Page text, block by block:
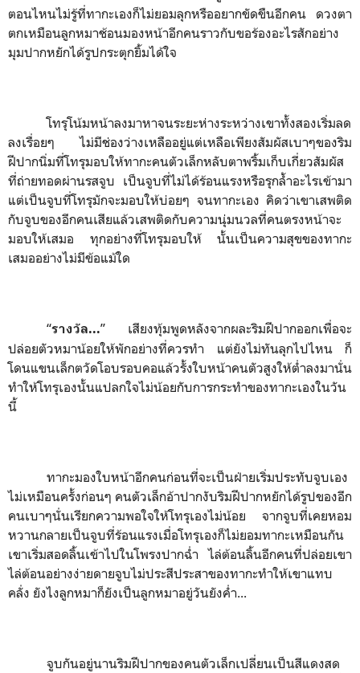
ตอนไหนไม่รู้ที่ทากะเองก็ไม่ยอมลุกหรืออยากขัดขืนอีกคน ดวงตา
ตกเหมือนลูกหมาช้อนมองหน้าอีกคนราวกับขอร้องอะไรสักอย่าง
มุมปากหยักได้รูปกระตุกยิ้มได้ใจ
โทรุโน้มหน้าลงมาหาจนระยะห่างระหว่างเขาทั้งสองเริ่มลด
ลงเรื่อยๆ ไม่มีช่องว่างเหลืออยู่แต่เหลือเพียงสัมผัสเบาๆของริม
ฝีปากนิ่มที่โทรุมอบให้ทากะคนตัวเล็กหลับตาพริ้มเก็บเกี่ยวสัมผัส
ที่ถ่ายทอดผ่านรสจูบ เป็นจูบที่ไม่ได้ร้อนแรงหรือรุกล้ำอะไรเข้ามา
แต่เป็นจูบที่โทรุมักจะมอบให้บ่อยๆ จนทากะเอง คิดว่าเขาเสพติด
กับจูบของอีกคนเสียแล้วเสพติดกับความนุ่มนวลที่คนตรงหน้าจะ
มอบให้เสมอ ทุกอย่างที่โทรุมอบให้ นั้นเป็นความสุขของทากะ
เสมออย่างไม่มีข้อแม้ใด
“รางวัล...” เสียงทุ้มพูดหลังจากผละริมฝีปากออกเพื่อจะ
ปล่อยตัวหมาน้อยให้พักอย่างที่ควรทำ แต่ยังไม่ทันลุกไปไหน ก็
โดนแขนเล็กตวัดโอบรอบคอแล้วรั้งใบหน้าคนตัวสูงให้ต่ำลงมานั่น
ทำให้โทรุเองนั้นแปลกใจไม่น้อยกับการกระทำของทากะเองในวัน
นี้
ทากะมองใบหน้าอีกคนก่อนที่จะเป็นฝ่ายเริ่มประทับจูบเอง
ไม่เหมือนครั้งก่อนๆ คนตัวเล็กอ้าปากงับริมฝีปากหยักได้รูปของอีก
คนเบาๆนั่นเรียกความพอใจให้โทรุเองไม่น้อย จากจูบที่เคยหอม
หวานกลายเป็นจูบที่ร้อนแรงเมื่อโทรุเองก็ไม่ยอมทากะเหมือนกัน
เขาเริ่มสอดลิ้นเข้าไปในโพรงปากฉ่ำ ไล่ต้อนลิ้นอีกคนที่ปล่อยเขา
ไล่ต้อนอย่างง่ายดายจูบไม่ประสีประสาของทากะทำให้เขาแทบ
คลั่ง ยังไงลูกหมาก็ยังเป็นลูกหมาอยู่วันยังค่ำ...
จูบกันอยู่นานริมฝีปากของคนตัวเล็กเปลี่ยนเป็นสีแดงสด